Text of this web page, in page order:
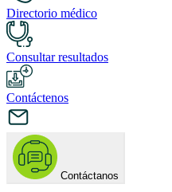
Directorio médico
Consultar resultados
Contáctenos
Contáctanos